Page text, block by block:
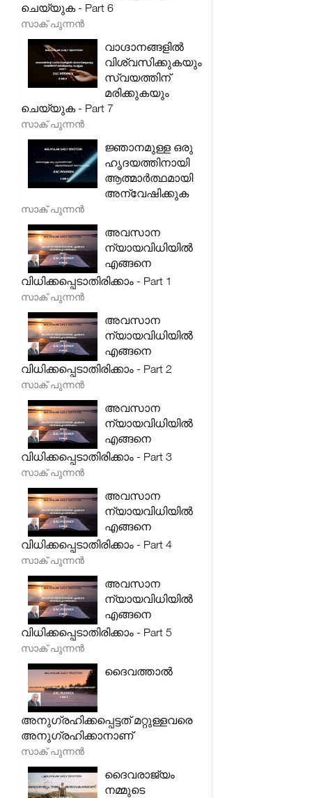
ചെയ്യുക - Part 6
സാക് പുന്നൻ
വാഗ്ദാനങ്ങളിൽ
വിശ്വസിക്കുകയും
സ്വയത്തിന്
മരിക്കുകയും
ചെയ്യുക - Part 7
സാക് പുന്നൻ
ജ്ഞാനമുള്ള ഒരു
ഹൃദയത്തിനായി
ആത്മാർത്ഥമായി
അന്വേഷിക്കുക
സാക് പുന്നൻ
അവസാന
ന്യായവിധിയിൽ
എങ്ങനെ
വിധിക്കപ്പെടാതിരിക്കാം - Part 1
സാക് പുന്നൻ
അവസാന
ന്യായവിധിയിൽ
എങ്ങനെ
വിധിക്കപ്പെടാതിരിക്കാം - Part 2
സാക് പുന്നൻ
അവസാന
ന്യായവിധിയിൽ
എങ്ങനെ
വിധിക്കപ്പെടാതിരിക്കാം - Part 3
സാക് പുന്നൻ
അവസാന
ന്യായവിധിയിൽ
എങ്ങനെ
വിധിക്കപ്പെടാതിരിക്കാം - Part 4
സാക് പുന്നൻ
അവസാന
ന്യായവിധിയിൽ
എങ്ങനെ
വിധിക്കപ്പെടാതിരിക്കാം - Part 5
സാക് പുന്നൻ
ദൈവത്താൽ
അനുഗ്രഹിക്കപ്പെട്ടത് മറ്റുള്ളവരെ
അനുഗ്രഹിക്കാനാണ്
സാക് പുന്നൻ
ദൈവരാജ്യം
നമ്മുടെ